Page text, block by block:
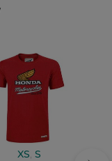
XS, S